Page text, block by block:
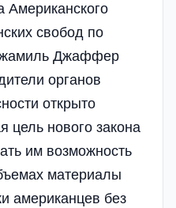
Американского
свобод по
Джаффер
органов
открыто
цель нового закона
им возможность
материалы
американцев без